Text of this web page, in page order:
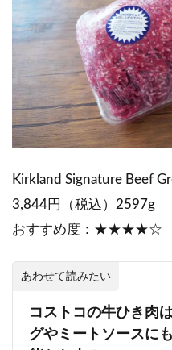
Kirkland Signature Beef
3,844円（税込）2597g
おすすめ度：★★★★☆
あわせて読みたい
コストコの牛ひき肉
グやミートソースに